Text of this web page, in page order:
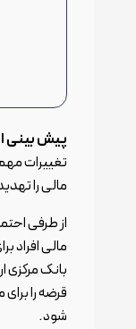
پیش بینی
تغییرات
مالی را
از طرفی
مالی افراد
بانک مرکزی
قرضه را
شود.